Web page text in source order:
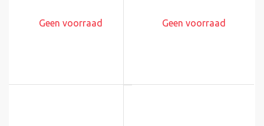
Geen voorraad Geen voorraad